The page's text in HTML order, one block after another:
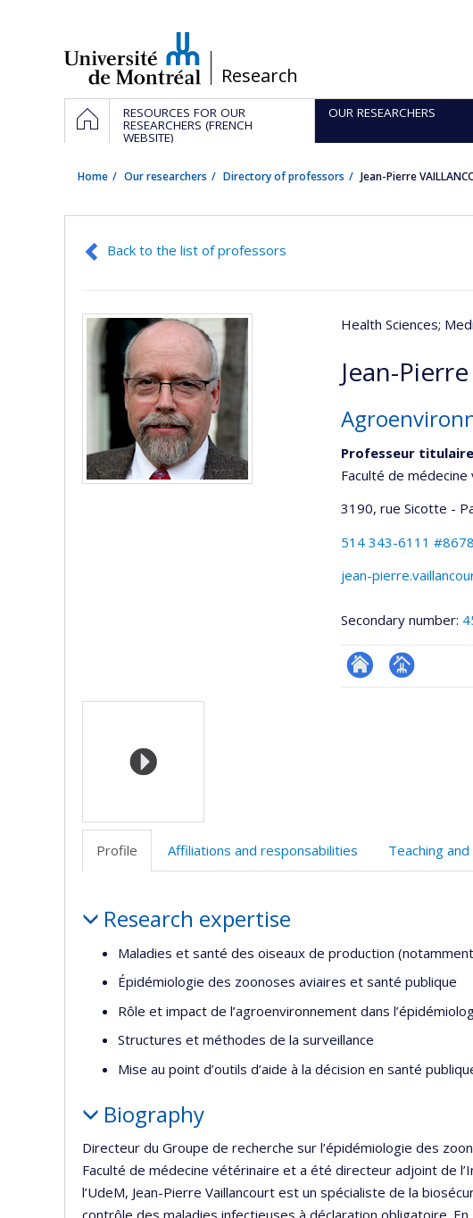
/Research
Navigation
principale
HOMERESOURCES FOR OUR
RESEARCHERS (FRENCH
WEBSITE)
OUR RESEARCHERS
Home Our researchers Directory of professors Jean-Pierre
Back to the list of professors
Health Sciences;
Jean-
Professeur titulaire
Faculté de
3190, rue Sicotte -
514 343-6111 #8678
jean-
Secondary number:
ResearchGate
Page
Media
Profile Affiliations and responsabilities Teaching
Research expertise
Maladies et santé des oiseaux de production
Épidémiologie des zoonoses aviaires et santé publique
Rôle et impact de l’agroenvironnement dans
Structures et méthodes de la surveillance
Mise au point d’outils d’aide à la décision en santé
Biography
Directeur du Groupe de recherche sur l’épidémiologie des
Faculté de médecine vétérinaire et a été directeur adjoint de
l’UdeM, Jean-Pierre Vaillancourt est un spécialiste de la